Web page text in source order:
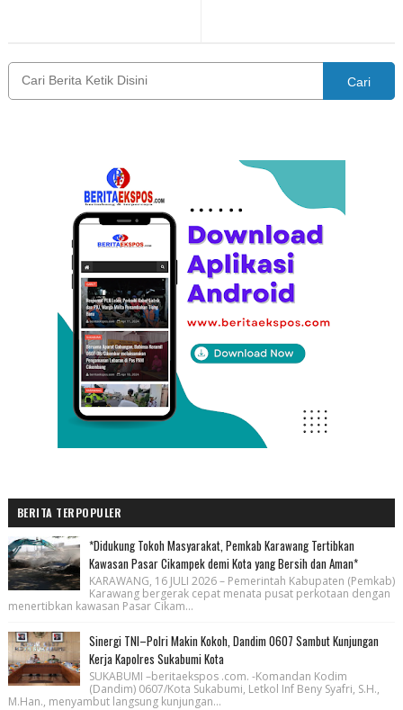
Cari
BERITA TERPOPULER
*Didukung Tokoh Masyarakat, Pemkab Karawang Tertibkan
Kawasan Pasar Cikampek demi Kota yang Bersih dan Aman*
KARAWANG, 16 JULI 2026 – Pemerintah Kabupaten (Pemkab)
Karawang bergerak cepat menata pusat perkotaan dengan
menertibkan kawasan Pasar Cikam...
Sinergi TNI–Polri Makin Kokoh, Dandim 0607 Sambut Kunjungan
Kerja Kapolres Sukabumi Kota
SUKABUMI –beritaekspos .com. -Komandan Kodim
(Dandim) 0607/Kota Sukabumi, Letkol Inf Beny Syafri, S.H.,
M.Han., menyambut langsung kunjungan...